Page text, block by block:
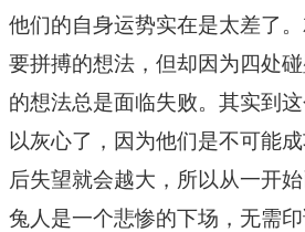
他们的自身运势实在是太差了
要拼搏的想法，但却因为四处
的想法总是面临失败。其实到
以灰心了，因为他们是不可能
后失望就会越大，所以从一开
兔人是一个悲惨的下场，无需印